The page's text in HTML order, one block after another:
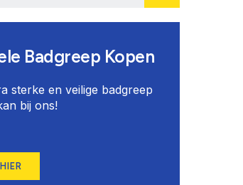
Badgreep Kopen
sterke en veilige badgreep
bij ons!